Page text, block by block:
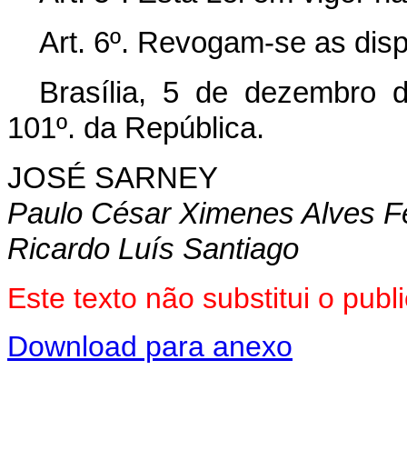
Art. 6º. Revogam-se as
Brasília, 5 de dezembro
101º. da República.
JOSÉ SARNEY
Paulo César Ximenes Alves
Ricardo Luís Santiago
Este texto não substitui o
Download para anexo